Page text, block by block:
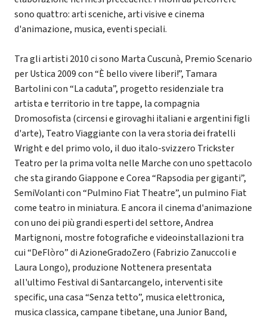
sono quattro: arti sceniche, arti visive e cinema
d'animazione, musica, eventi speciali.
Tra gli artisti 2010 ci sono Marta Cuscunà, Premio Scenario
per Ustica 2009 con “È bello vivere liberi!”, Tamara
Bartolini con “La caduta”, progetto residenziale tra
artista e territorio in tre tappe, la compagnia
Dromosofista (circensi e girovaghi italiani e argentini figli
d'arte), Teatro Viaggiante con la vera storia dei fratelli
Wright e del primo volo, il duo italo-svizzero Trickster
Teatro per la prima volta nelle Marche con uno spettacolo
che sta girando Giappone e Corea “Rapsodia per giganti”,
SemiVolanti con “Pulmino Fiat Theatre”, un pulmino Fiat
come teatro in miniatura. E ancora il cinema d'animazione
con uno dei più grandi esperti del settore, Andrea
Martignoni, mostre fotografiche e videoinstallazioni tra
cui “DeFlòro” di AzioneGradoZero (Fabrizio Zanuccoli e
Laura Longo), produzione Nottenera presentata
all'ultimo Festival di Santarcangelo, interventi site
specific, una casa “Senza tetto”, musica elettronica,
musica classica, campane tibetane, una Junior Band,